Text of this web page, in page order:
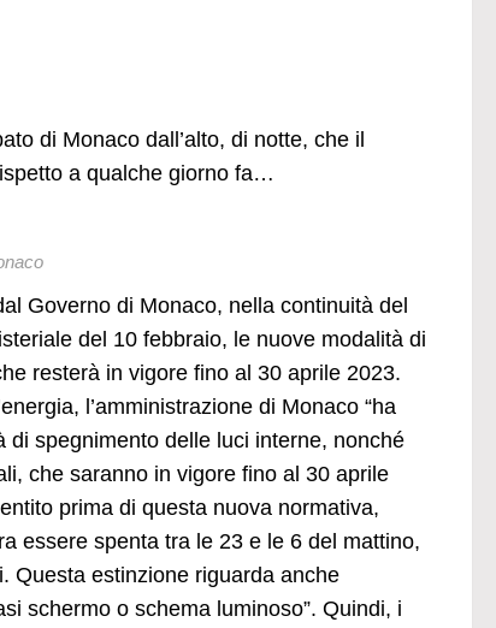
di Monaco dall’alto, di notte, che il
a qualche giorno fa…
Governo di Monaco, nella continuità del
del 10 febbraio, le nuove modalità di
resterà in vigore fino al 30 aprile 2023.
l’amministrazione di Monaco “ha
spegnimento delle luci interne, nonché
che saranno in vigore fino al 30 aprile
prima di questa nuova normativa,
essere spenta tra le 23 e le 6 del mattino,
Questa estinzione riguarda anche
schermo o schema luminoso”. Quindi, i